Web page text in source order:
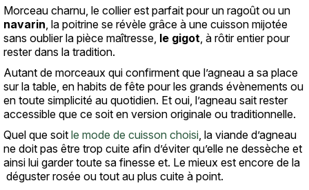
Morceau charnu, le collier est parfait pour un ragoût ou un
navarin, la poitrine se révèle grâce à une cuisson mijotée
sans oublier la pièce maîtresse, le gigot, à rôtir entier pour
rester dans la tradition.
Autant de morceaux qui confirment que l’agneau a sa place
sur la table, en habits de fête pour les grands évènements ou
en toute simplicité au quotidien. Et oui, l’agneau sait rester
accessible que ce soit en version originale ou traditionnelle.
Quel que soit le mode de cuisson choisi, la viande d’agneau
ne doit pas être trop cuite afin d’éviter qu’elle ne dessèche et
ainsi lui garder toute sa finesse et. Le mieux est encore de la
déguster rosée ou tout au plus cuite à point.